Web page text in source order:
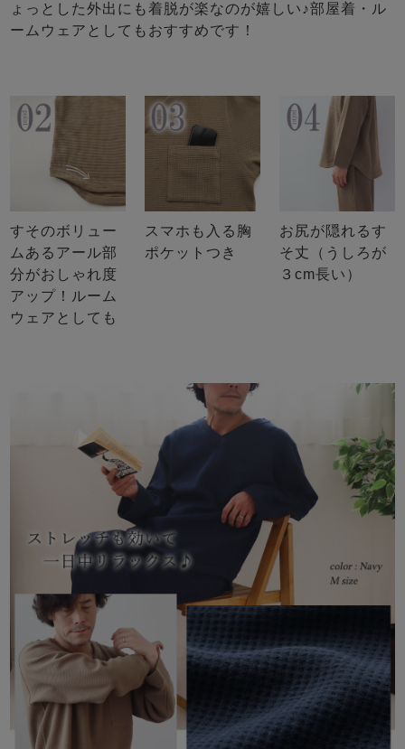
ょっとした外出にも着脱が楽なのが嬉しい♪部屋着・ル
ームウェアとしてもおすすめです！
すそのボリュー
ムあるアール部
分がおしゃれ度
アップ！ルーム
ウェアとしても
スマホも入る胸
ポケットつき
お尻が隠れるす
そ丈（うしろが
３cm長い）